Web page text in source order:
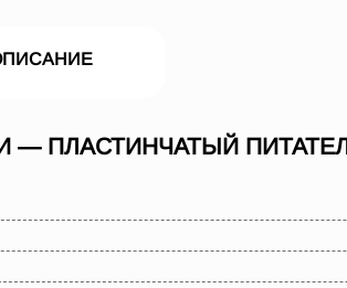
— ПЛАСТИНЧАТЫЙ